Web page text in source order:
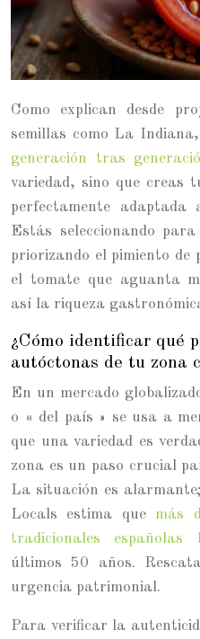
Como explican desde
semillas como La
generación tras
variedad, sino que creas
perfectamente
Estás seleccionando
priorizando el pimiento
el tomate que aguanta
así la riqueza
¿Cómo identificar qué
autóctonas de tu zona
En un mercado
o « del país » se usa a
que una variedad es
zona es un paso crucial
La situación es
Locals estima que más
tradicionales españolas
últimos 50 años.
urgencia patrimonial.
Para verificar la